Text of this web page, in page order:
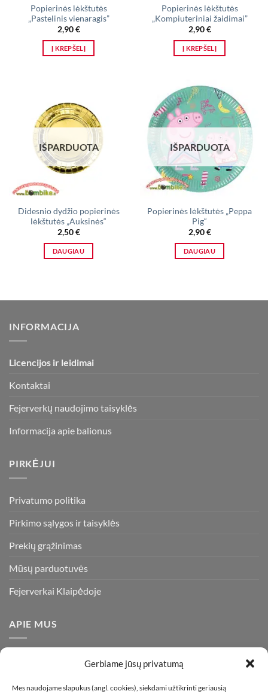
Gerbiame jūsų privatumą
Mes naudojame slapukus (angl. cookies), siekdami užtikrinti geriausią
Popierinės lėkštutės
„Pastelinis vienaragis”
2,90€
Į KREPŠELĮ
Popierinės lėkštutės
„Kompiuteriniai žaidimai”
2,90€
Į KREPŠELĮ
IŠPARDUOTA
Didesnio dydžio popierinės
lėkštutės „Auksinės“
2,50€
DAUGIAU
IŠPARDUOTA
Popierinės lėkštutės „Peppa
Pig“
2,90€
DAUGIAU
INFORMACIJA
Licencijos ir leidimai
Kontaktai
Fejerverkų naudojimo taisyklės
Informacija apie balionus
PIRKĖJUI
Privatumo politika
Pirkimo sąlygos ir taisyklės
Prekių grąžinimas
Mūsų parduotuvės
Fejerverkai Klaipėdoje
APIE MUS
visada stengiamės pasiūlyti tik kokybiškiausius ir geriausius
gaminius už bene mažiausią kainą rinkoje. Prekes pristatome